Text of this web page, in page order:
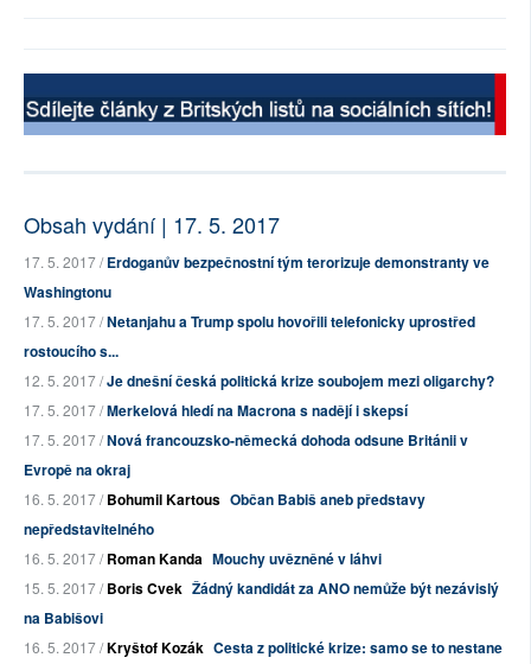
Obsah vydání | 17. 5. 2017
17. 5. 2017 /Erdoganův bezpečnostní tým terorizuje demonstranty ve
Washingtonu
17. 5. 2017 /Netanjahu a Trump spolu hovořili telefonicky uprostřed
rostoucího s...
12. 5. 2017 /Je dnešní česká politická krize soubojem mezi oligarchy?
17. 5. 2017 /Merkelová hledí na Macrona s nadějí i skepsí
17. 5. 2017 /Nová francouzsko-německá dohoda odsune Británii v
Evropě na okraj
16. 5. 2017 /Bohumil Kartous Občan Babiš aneb představy
nepředstavitelného
16. 5. 2017 /Roman Kanda Mouchy uvězněné v láhvi
15. 5. 2017 /Boris Cvek Žádný kandidát za ANO nemůže být nezávislý
na Babišovi
16. 5. 2017 /Kryštof Kozák Cesta z politické krize: samo se to nestane